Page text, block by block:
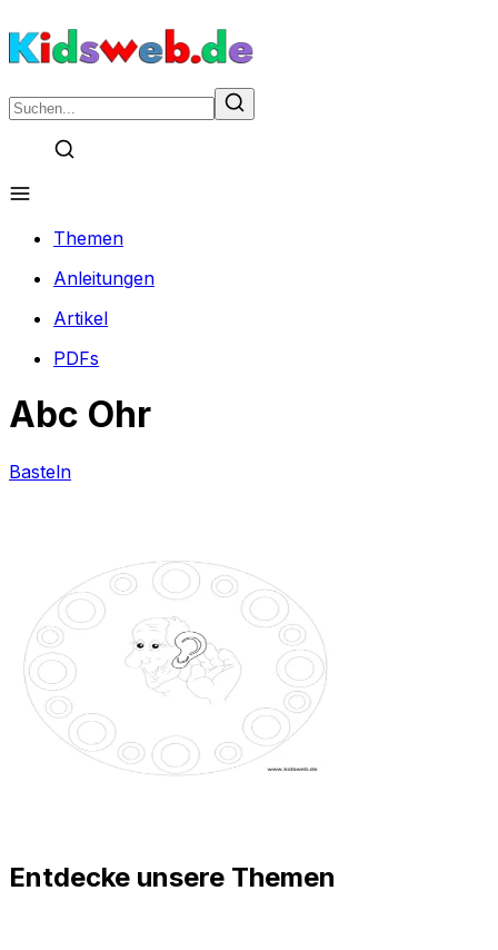
Themen
Anleitungen
Artikel
PDFs
Abc Ohr
Basteln
Entdecke unsere Themen